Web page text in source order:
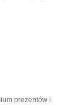
prezentów i